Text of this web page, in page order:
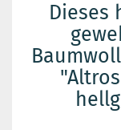
Dieses